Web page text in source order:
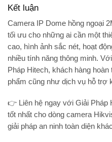
Kết luận
Camera IP Dome hồng ngoại
tối ưu cho những ai cần một
cao, hình ảnh sắc nét, hoạt
nhiều tính năng thông minh.
Pháp Hitech, khách hàng
phẩm cũng như dịch vụ hỗ trợ
👉 Liên hệ ngay với Giải Pháp
tốt nhất cho dòng camera
giải pháp an ninh toàn diện